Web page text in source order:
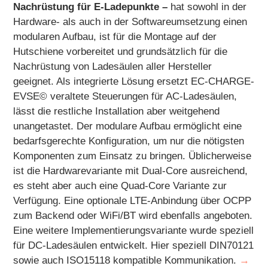
Nachrüstung für E-Ladepunkte – hat sowohl in der
Hardware- als auch in der Softwareumsetzung einen
modularen Aufbau, ist für die Montage auf der
Hutschiene vorbereitet und grundsätzlich für die
Nachrüstung von Ladesäulen aller Hersteller
geeignet. Als integrierte Lösung ersetzt EC-CHARGE-
EVSE© veraltete Steuerungen für AC-Ladesäulen,
lässt die restliche Installation aber weitgehend
unangetastet. Der modulare Aufbau ermöglicht eine
bedarfsgerechte Konfiguration, um nur die nötigsten
Komponenten zum Einsatz zu bringen. Üblicherweise
ist die Hardwarevariante mit Dual-Core ausreichend,
es steht aber auch eine Quad-Core Variante zur
Verfügung. Eine optionale LTE-Anbindung über OCPP
zum Backend oder WiFi/BT wird ebenfalls angeboten.
Eine weitere Implementierungsvariante wurde speziell
für DC-Ladesäulen entwickelt. Hier speziell DIN70121
sowie auch ISO15118 kompatible Kommunikation. →